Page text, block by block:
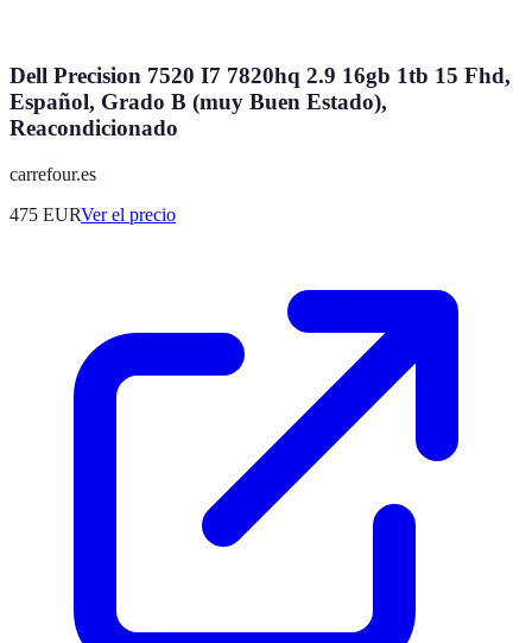
Dell Precision 7520 I7 7820hq 2.9 16gb 1tb 15 Fhd,
Español, Grado B (muy Buen Estado),
Reacondicionado
carrefour.es
475 EURVer el precio